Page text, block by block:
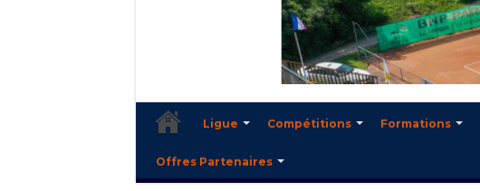
Ligue Compétitions Formations
Offres Partenaires